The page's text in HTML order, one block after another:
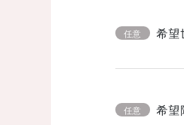
任意 希望
任意 希望